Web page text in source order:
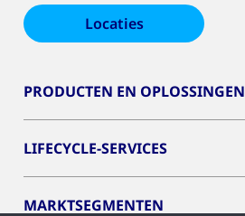
Locaties
PRODUCTEN EN OPLOSSINGEN
LIFECYCLE-SERVICES
MARKTSEGMENTEN